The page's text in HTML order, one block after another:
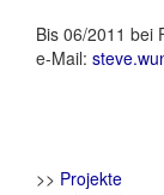
Bis 06/2011 bei
e-Mail:
>> Projekte